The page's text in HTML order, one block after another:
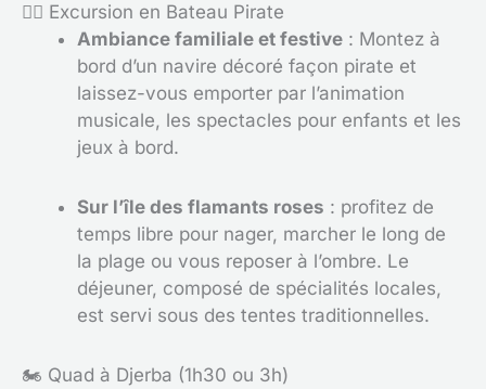
🏴‍☠️ Excursion en Bateau Pirate
Ambiance familiale et festive : Montez à
bord d’un navire décoré façon pirate et
laissez-vous emporter par l’animation
musicale, les spectacles pour enfants et les
jeux à bord.
Sur l’île des flamants roses : profitez de
temps libre pour nager, marcher le long de
la plage ou vous reposer à l’ombre. Le
déjeuner, composé de spécialités locales,
est servi sous des tentes traditionnelles.
🏍️ Quad à Djerba (1h30 ou 3h)